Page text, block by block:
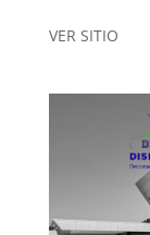
VER SITIO